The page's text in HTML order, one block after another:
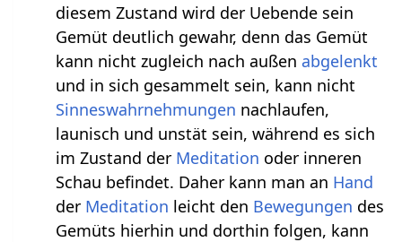
diesem Zustand wird der Uebende sein
Gemüt deutlich gewahr, denn das Gemüt
kann nicht zugleich nach außen abgelenkt
und in sich gesammelt sein, kann nicht
Sinneswahrnehmungen nachlaufen,
launisch und unstät sein, während es sich
im Zustand der Meditation oder inneren
Schau befindet. Daher kann man an Hand
der Meditation leicht den Bewegungen des
Gemüts hierhin und dorthin folgen, kann